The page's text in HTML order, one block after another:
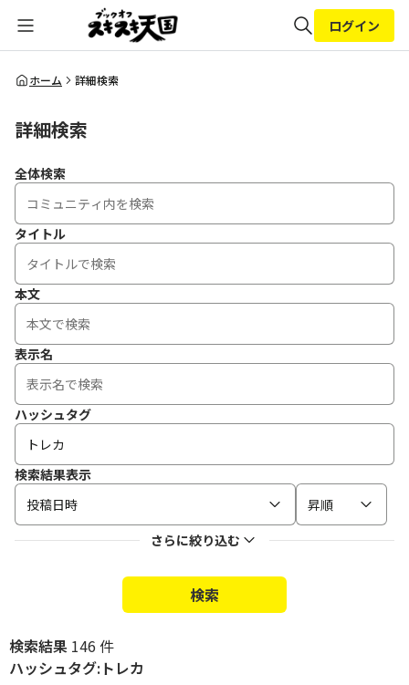
全体検索
ログイン
ホーム 詳細検索
詳細検索
全体検索
タイトル
本文
表示名
ハッシュタグ
検索結果表示
投稿日時
昇順
さらに絞り込む
検索
検索結果 146 件
ハッシュタグ:トレカ